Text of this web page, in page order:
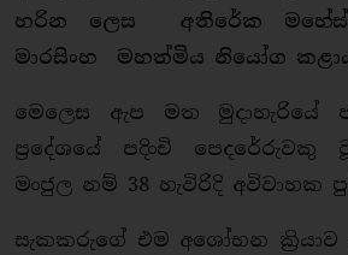
හරින ලෙස අතිරේක
මාරසිංහ මහත්මිය නියෝග
මෙලෙස ඇප මත මුදාහැරියේ
ප්‍රදේශයේ පදිංචි පෙදරේරුවකු
මංජුල නම් 38 හැවිරිදි අවිවාහක
සැකකරුගේ එම අශෝභන ක්‍රියාව